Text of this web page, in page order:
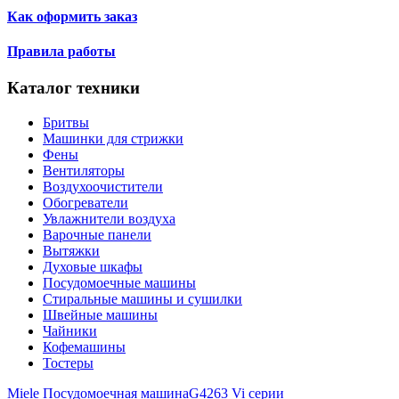
Как оформить заказ
Правила работы
Каталог техники
Бритвы
Машинки для стрижки
Фены
Вентиляторы
Воздухоочистители
Обогреватели
Увлажнители воздуха
Варочные панели
Вытяжки
Духовые шкафы
Посудомоечные машины
Стиральные машины и сушилки
Швейные машины
Чайники
Кофемашины
Тостеры
Miele Посудомоечная машинаG4263 Vi серии